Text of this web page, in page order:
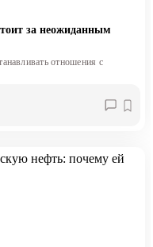
за неожиданным
отношения с